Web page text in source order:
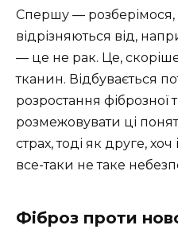
Спершу — розберімося,
відрізняються від,
— це не рак. Це,
тканин. Відбувається
розростання
розмежовувати ці
страх, тоді як друге,
все-таки не таке
Фіброз проти